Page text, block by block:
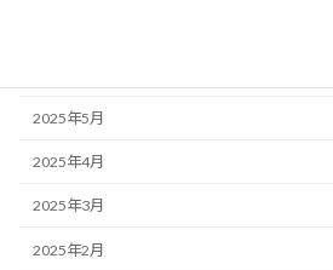
2025年5月
2025年4月
2025年3月
2025年2月